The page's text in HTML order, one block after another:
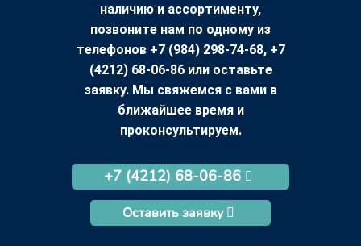
наличию и ассортименту,
позвоните нам по одному из
телефонов +7 (984) 298-74-68, +7
(4212) 68-06-86 или оставьте
заявку. Мы свяжемся с вами в
ближайшее время и
проконсультируем.
+7 (4212) 68-06-86
Оставить заявку